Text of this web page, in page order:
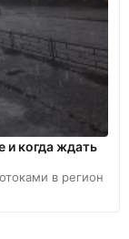
и когда ждать
в регион